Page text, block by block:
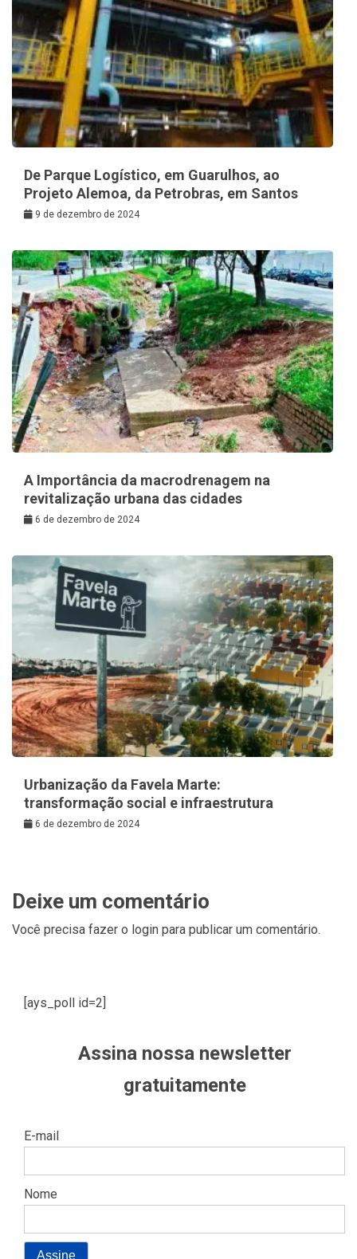
De Parque Logístico, em Guarulhos, ao
Projeto Alemoa, da Petrobras, em Santos
9 de dezembro de 2024
A Importância da macrodrenagem na
revitalização urbana das cidades
6 de dezembro de 2024
Urbanização da Favela Marte:
transformação social e infraestrutura
6 de dezembro de 2024
Deixe um comentário
Você precisa fazer o login para publicar um comentário.
[ays_poll id=2]
Assina nossa newsletter
gratuitamente
E-mail
Nome